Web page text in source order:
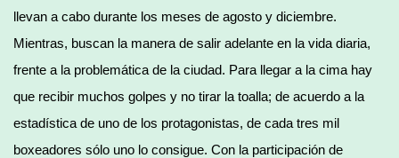
llevan a cabo durante los meses de agosto y diciembre.
Mientras, buscan la manera de salir adelante en la vida diaria,
frente a la problemática de la ciudad. Para llegar a la cima hay
que recibir muchos golpes y no tirar la toalla; de acuerdo a la
estadística de uno de los protagonistas, de cada tres mil
boxeadores sólo uno lo consigue. Con la participación de